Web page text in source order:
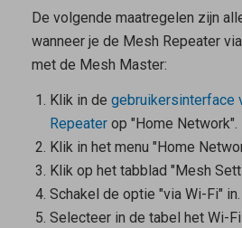
De volgende maatregelen zijn
wanneer je de Mesh Repeatervia
met de Mesh Master:
Klik in de gebruikersinterface
Repeaterop "Home Network".
Klik in het menu "Home
Klik op het tabblad "Mesh
Schakel de optie "via Wi-Fi" in.
Selecteer in de tabel het Wi-